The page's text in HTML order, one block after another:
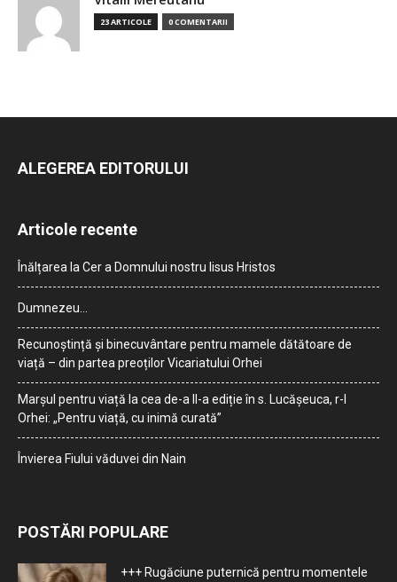
23 ARTICOLE 0 COMENTARII
ALEGEREA EDITORULUI
Articole recente
Înălțarea la Cer a Domnului nostru Iisus Hristos
Dumnezeu…
Recunoștință și binecuvântare pentru mamele dătătoare de
viață – din partea preoților Vicariatului Orhei
Marșul pentru viață la cea de-a II-a ediție în s. Lucășeuca, r-l
Orhei: „Pentru viață, cu inimă curată”
Învierea Fiului văduvei din Nain
POSTĂRI POPULARE
+++ Rugăciune puternică pentru momentele